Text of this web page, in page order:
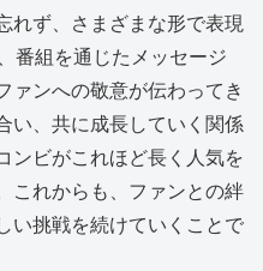
れず、さまざまな形で表現
番組を通じたメッセージ
ァンへの敬意が伝わってき
い、共に成長していく関係
ンビがこれほど長く人気を
これからも、ファンとの絆
い挑戦を続けていくことで